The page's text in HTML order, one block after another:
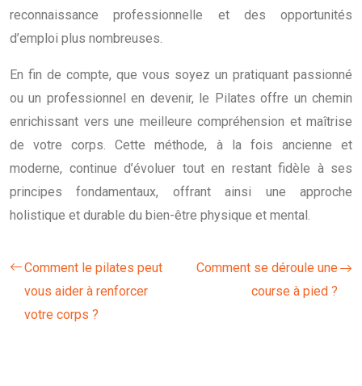
reconnaissance professionnelle et des opportunités
d’emploi plus nombreuses.
En fin de compte, que vous soyez un pratiquant passionné
ou un professionnel en devenir, le Pilates offre un chemin
enrichissant vers une meilleure compréhension et maîtrise
de votre corps. Cette méthode, à la fois ancienne et
moderne, continue d’évoluer tout en restant fidèle à ses
principes fondamentaux, offrant ainsi une approche
holistique et durable du bien-être physique et mental.
Comment le pilates peut
vous aider à renforcer
votre corps ?
Comment se déroule une
course à pied ?